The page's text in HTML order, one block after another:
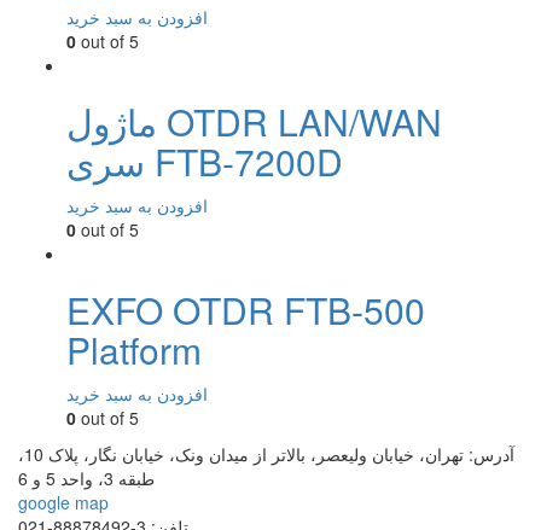
افزودن به سبد خرید
0 out of 5
ماژول OTDR LAN/WAN
سری FTB-7200D
افزودن به سبد خرید
0 out of 5
EXFO OTDR FTB-500
Platform
افزودن به سبد خرید
0 out of 5
آدرس:
تهران، خیابان ولیعصر، بالاتر از میدان ونک، خیابان نگار، پلاک 10،
طبقه 3، واحد 5 و 6
google map